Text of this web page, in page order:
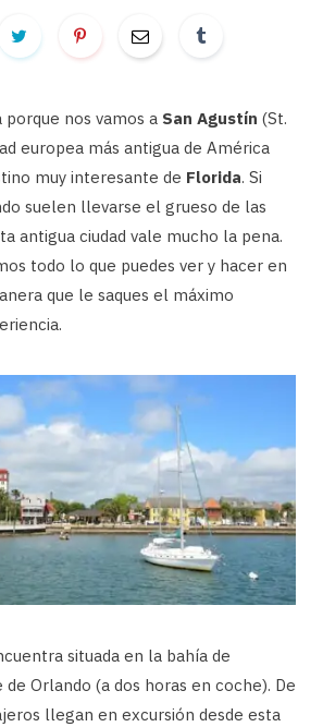
nos vamos a San Agustín (St.
europea más antigua de América
muy interesante de Florida. Si
suelen llevarse el grueso de las
antigua ciudad vale mucho la pena.
todo lo que puedes ver y hacer en
que le saques el máximo
situada en la bahía de
Orlando (a dos horas en coche). De
llegan en excursión desde esta